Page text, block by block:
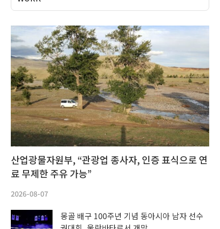
산업광물자원부, “관광업 종사자, 인증 표식으로 연
료 무제한 주유 가능”
2026-08-07
몽골 배구 100주년 기념 동아시아 남자 선수